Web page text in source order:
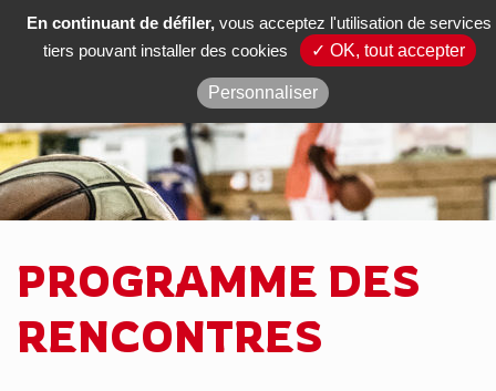
Actus
Poligny Jura Basket Comté
PROGRAMME DES
RENCONTRES
En continuant de défiler, vous acceptez l'utilisation de services
tiers pouvant installer des cookies
✓ OK, tout accepter
Personnaliser